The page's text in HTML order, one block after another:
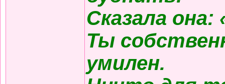
Сказала
Ты
умилен.